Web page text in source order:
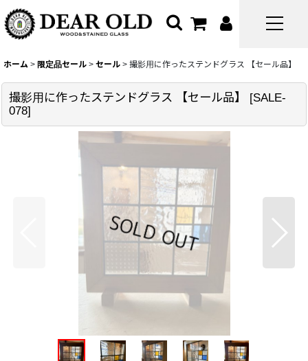
ホーム > 限定品セール > セール > 撮影用に作ったステンドグラス 【セール品】
撮影用に作ったステンドグラス 【セール品】 [SALE-
078]